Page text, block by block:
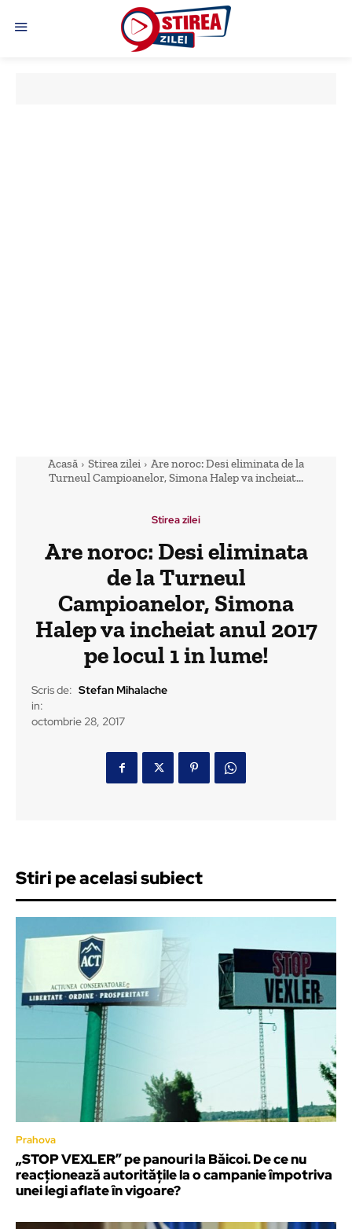
Acasă Stirea zilei
Are noroc: Desi eliminata de la
Turneul Campioanelor, Simona Halep va incheiat...
Stirea zilei
Are noroc: Desi eliminata
de la Turneul
Campioanelor, Simona
Halep va incheiat anul 2017
pe locul 1 in lume!
Scris de: Stefan Mihalache
in:
octombrie 28, 2017
Stiri pe acelasi subiect
Prahova
„STOP VEXLER” pe panouri la Băicoi. De ce nu
reacționează autoritățile la o campanie împotriva
unei legi aflate în vigoare?